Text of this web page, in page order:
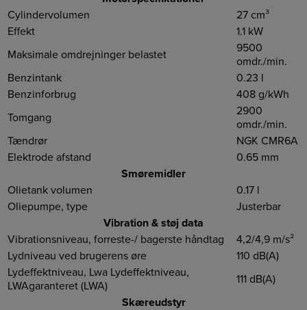
Cylindervolumen
27 cm³
Effekt
1.1 kW
Maksimale omdrejninger belastet
9500
omdr./min.
Benzintank
0.23 l
Benzinforbrug
408 g/kWh
Tomgang
2900
omdr./min.
Tændrør
NGK CMR6A
Elektrode afstand
0.65 mm
Smøremidler
Olietank volumen
0.17 l
Oliepumpe, type
Justerbar
Vibration & støj data
Vibrationsniveau, forreste-/ bagerste håndtag
4,2/4,9 m/s²
Lydniveau ved brugerens øre
110 dB(A)
Lydeffektniveau, Lwa Lydeffektniveau,
LWAgaranteret (LWA)
111 dB(A)
Skæreudstyr